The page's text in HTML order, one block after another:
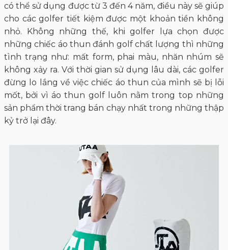
có thể sử dụng được từ 3 đến 4 năm, điều này sẽ giúp
cho các golfer tiết kiệm được một khoản tiền không
nhỏ. Không những thế, khi golfer lựa chọn được
những chiếc áo thun đánh golf chất lượng thì những
tình trạng như: mất form, phai màu, nhăn nhúm sẽ
không xảy ra. Với thời gian sử dụng lâu dài, các golfer
đừng lo lắng về việc chiếc áo thun của mình sẽ bị lỗi
mốt, bởi vì áo thun golf luôn nằm trong top những
sản phẩm thời trang bán chạy nhất trong những thập
kỷ trở lại đây.